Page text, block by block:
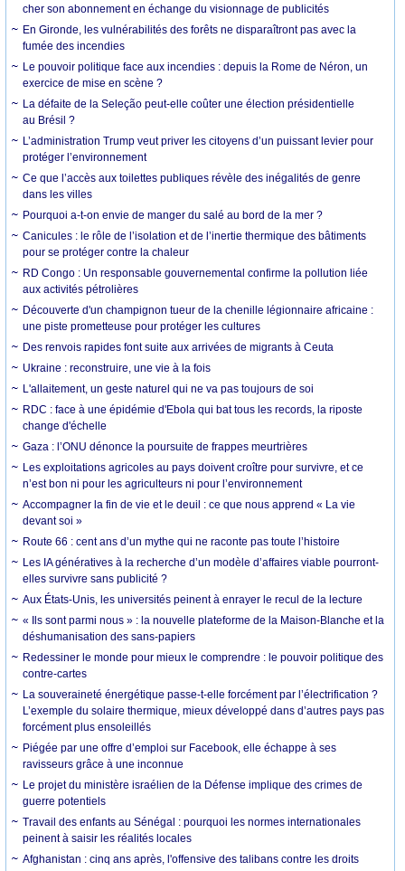
cher son abonnement en échange du visionnage de publicités
En Gironde, les vulnérabilités des forêts ne disparaîtront pas avec la
fumée des incendies
Le pouvoir politique face aux incendies : depuis la Rome de Néron, un
exercice de mise en scène ?
La défaite de la Seleção peut-elle coûter une élection présidentielle
au Brésil ?
L’administration Trump veut priver les citoyens d’un puissant levier pour
protéger l’environnement
Ce que l’accès aux toilettes publiques révèle des inégalités de genre
dans les villes
Pourquoi a-t-on envie de manger du salé au bord de la mer ?
Canicules : le rôle de l’isolation et de l’inertie thermique des bâtiments
pour se protéger contre la chaleur
RD Congo : Un responsable gouvernemental confirme la pollution liée
aux activités pétrolières
Découverte d'un champignon tueur de la chenille légionnaire africaine :
une piste prometteuse pour protéger les cultures
Des renvois rapides font suite aux arrivées de migrants à Ceuta
Ukraine : reconstruire, une vie à la fois
L'allaitement, un geste naturel qui ne va pas toujours de soi
RDC : face à une épidémie d'Ebola qui bat tous les records, la riposte
change d'échelle
Gaza : l’ONU dénonce la poursuite de frappes meurtrières
Les exploitations agricoles au pays doivent croître pour survivre, et ce
n’est bon ni pour les agriculteurs ni pour l’environnement
Accompagner la fin de vie et le deuil : ce que nous apprend « La vie
devant soi »
Route 66 : cent ans d’un mythe qui ne raconte pas toute l’histoire
Les IA génératives à la recherche d’un modèle d’affaires viable pourront-
elles survivre sans publicité ?
Aux États-Unis, les universités peinent à enrayer le recul de la lecture
« Ils sont parmi nous » : la nouvelle plateforme de la Maison-Blanche et la
déshumanisation des sans-papiers
Redessiner le monde pour mieux le comprendre : le pouvoir politique des
contre-cartes
La souveraineté énergétique passe-t-elle forcément par l’électrification ?
L’exemple du solaire thermique, mieux développé dans d’autres pays pas
forcément plus ensoleillés
Piégée par une offre d’emploi sur Facebook, elle échappe à ses
ravisseurs grâce à une inconnue
Le projet du ministère israélien de la Défense implique des crimes de
guerre potentiels
Travail des enfants au Sénégal : pourquoi les normes internationales
peinent à saisir les réalités locales
Afghanistan : cinq ans après, l'offensive des talibans contre les droits